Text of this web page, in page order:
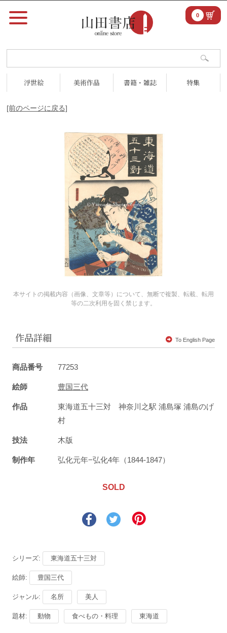
浮世絵 美術作品 書籍・雑誌 特集
0
[前のページに戻る]
本サイトの掲載内容（画像、文章等）について、無断で複製、転載、転用
等の二次利用を固く禁じます。
作品詳細 To English Page
商品番号 77253
絵師 豊国三代
作品
東海道五十三対 神奈川之駅 浦島塚 浦島のげ
村
技法 木版
制作年 弘化元年−弘化4年（1844-1847）
SOLD
シリーズ: 東海道五十三対
絵師: 豊国三代
ジャンル: 名所 美人
題材: 動物 食べもの・料理 東海道